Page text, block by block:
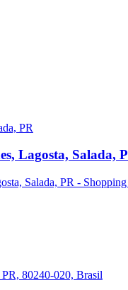
Lagosta, Salada,
Salada, PR -
80240-020, Brasil